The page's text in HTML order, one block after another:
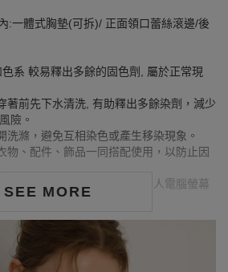
SEE MORE
:一體式胸墊(可拆)/ 正面領口蕾絲滾邊/後
系 較易釋出多餘的固色劑, 屬於正常現
前先下水清洗, 有助釋出多餘染劑，減少
險。
滌，避免互相染色或產生移染現象。
、配件、飾品一同搭配使用，以防止因
接近，但因圖檔顏色會因個人電腦螢幕
際商品顏色為準。